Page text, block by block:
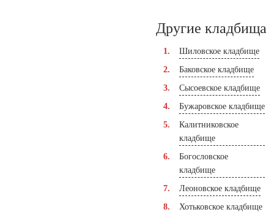
Другие кладбища
Шиловское кладбище
Баковское кладбище
Сысоевское кладбище
Бужаровское кладбище
Калитниковское
кладбище
Богословское
кладбище
Леоновское кладбище
Хотьковское кладбище